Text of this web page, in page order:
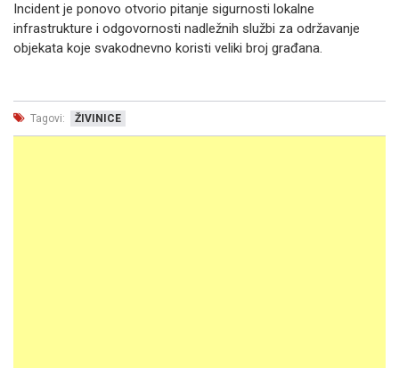
Incident je ponovo otvorio pitanje sigurnosti lokalne
infrastrukture i odgovornosti nadležnih službi za održavanje
objekata koje svakodnevno koristi veliki broj građana.
Tagovi: ŽIVINICE